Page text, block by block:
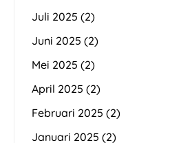
Juli 2025 (2)
Juni 2025 (2)
Mei 2025 (2)
April 2025 (2)
Februari 2025 (2)
Januari 2025 (2)